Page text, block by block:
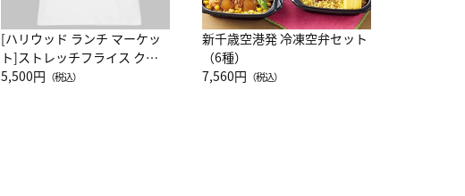
[ハリウッド ランチ マーケッ
ト]ストレッチフライス クル
ーネック別注半袖Ｔシャツ
5,500円 （税込）
新千歳空港発 冷凍空弁セット
（6種）
7,560円 （税込）